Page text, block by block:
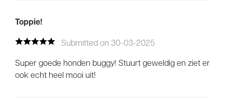
Toppie!
Submitted on 30-03-2025
Super goede honden buggy! Stuurt geweldig en ziet er
ook echt heel mooi uit!